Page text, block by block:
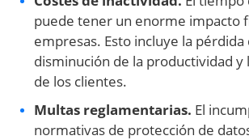
puede tener un enorme impacto
empresas. Esto incluye la pérdida
disminución de la productividad y
de los clientes.
Multas reglamentarias. El
normativas de protección de